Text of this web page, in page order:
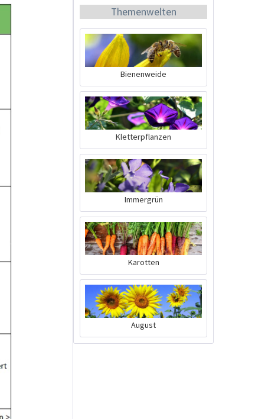
10 Tipps für gesunde
Chili-Pflanzen
Wissen
Chilis richtig düngen
Themenwelten
Bienenweide
Kletterpflanzen
Immergrün
Karotten
August